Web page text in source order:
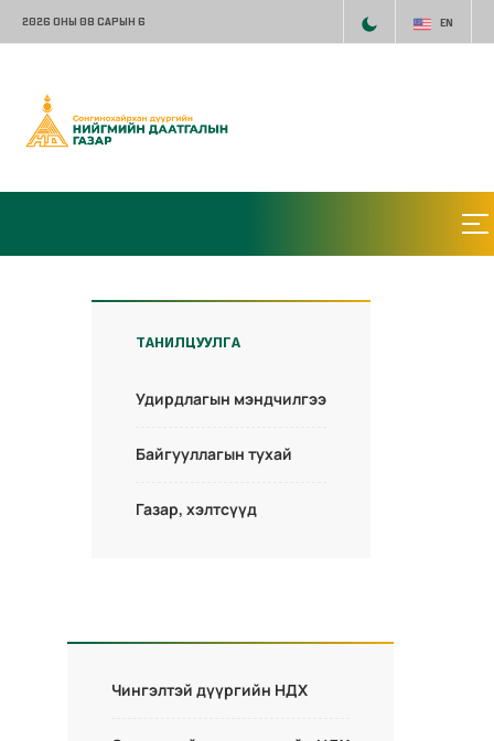
2026 ОНЫ 08 САРЫН 6 EN
ТАНИЛЦУУЛГА
Удирдлагын мэндчилгээ
Байгууллагын тухай
Газар, хэлтсүүд
Чингэлтэй дүүргийн НДХ